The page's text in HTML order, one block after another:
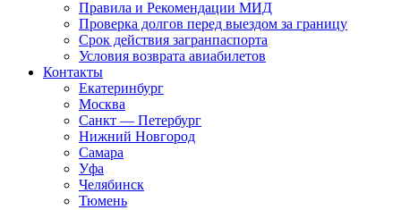
Правила и Рекомендации МИД
Проверка долгов перед выездом за границу
Срок действия загранпаспорта
Условия возврата авиабилетов
Контакты
Екатеринбург
Москва
Санкт — Петербург
Нижний Новгород
Самара
Уфа
Челябинск
Тюмень